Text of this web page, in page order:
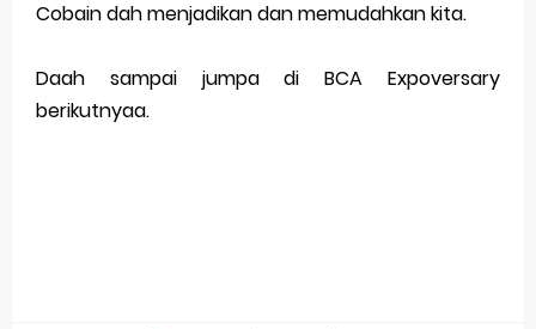
Cobain dah menjadikan dan memudahkan kita.
Daah sampai jumpa di BCA Expoversary
berikutnyaa.